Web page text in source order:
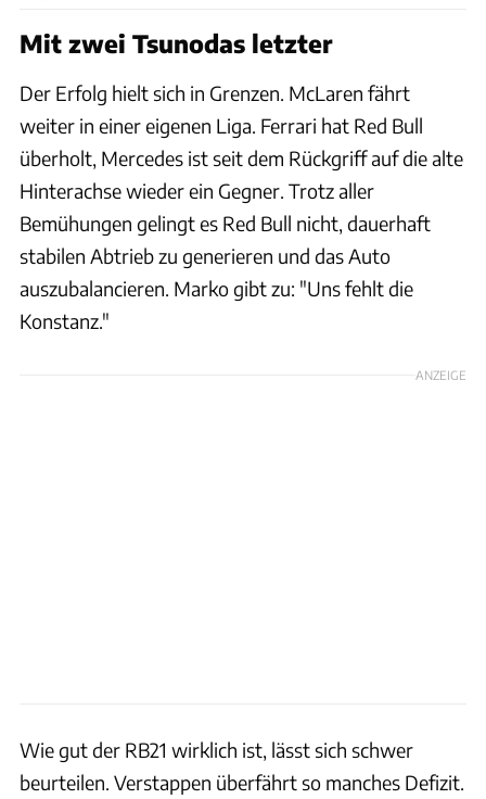
Mit zwei Tsunodas letzter
Der Erfolg hielt sich in Grenzen. McLaren fährt
weiter in einer eigenen Liga. Ferrari hat Red Bull
überholt, Mercedes ist seit dem Rückgriff auf die alte
Hinterachse wieder ein Gegner. Trotz aller
Bemühungen gelingt es Red Bull nicht, dauerhaft
stabilen Abtrieb zu generieren und das Auto
auszubalancieren. Marko gibt zu: "Uns fehlt die
Konstanz."
ANZEIGE
Wie gut der RB21 wirklich ist, lässt sich schwer
beurteilen. Verstappen überfährt so manches Defizit.